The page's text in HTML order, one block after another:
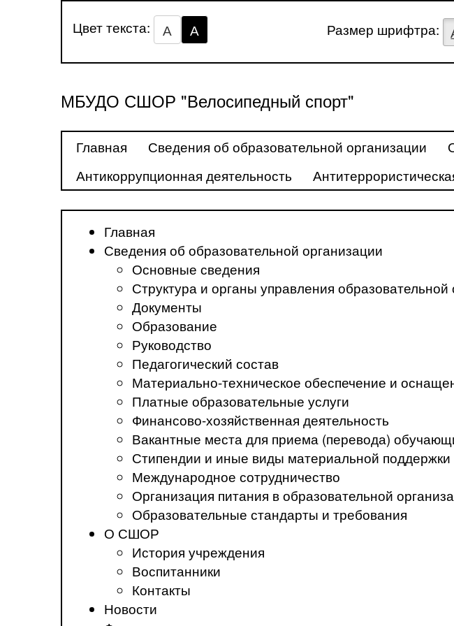
Цвет текста: А А Размер шрифтра:
МБУДО СШОР "Велосипедный спорт"
Главная Сведения об образовательной организации
Антикоррупционная деятельность
Главная
Сведения об образовательной организации
Основные сведения
Структура и органы управления образовательной
Документы
Образование
Руководство
Педагогический состав
Материально-техническое обеспечение и
Платные образовательные услуги
Финансово-хозяйственная деятельность
Вакантные места для приема (перевода)
Стипендии и иные виды материальной
Международное сотрудничество
Организация питания в образовательной
Образовательные стандарты и требования
О СШОР
История учреждения
Воспитанники
Контакты
Новости